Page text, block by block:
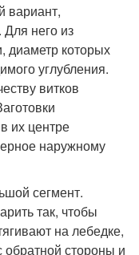
вариант,
Для него из
диаметр которых
углубления.
витков
их центре
наружному
сегмент.
так, чтобы
на лебедке,
стороны и